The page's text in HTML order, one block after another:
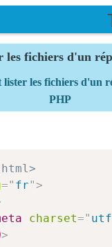
les fichiers d'un
lister les fichiers d'un
PHP
html>
=" fr">
charset="
>